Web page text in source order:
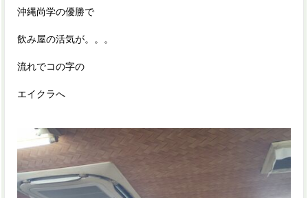
沖縄尚学の優勝で
飲み屋の活気が。。。
流れでコの字の
エイクラへ